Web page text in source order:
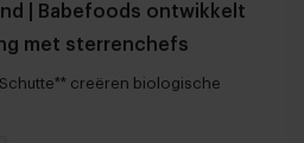
| Babefoods ontwikkelt
met sterrenchefs
creëren biologische